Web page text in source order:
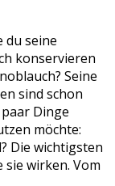
du seine
konservieren
Seine
sind schon
Dinge
möchte:
Die wichtigsten
wirken. Vom